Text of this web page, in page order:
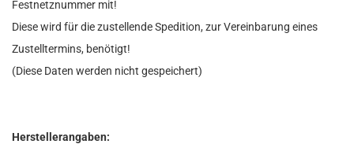
Festnetznummer mit!
Diese wird für die zustellende Spedition, zur Vereinbarung eines
Zustelltermins, benötigt!
(Diese Daten werden nicht gespeichert)
Herstellerangaben: